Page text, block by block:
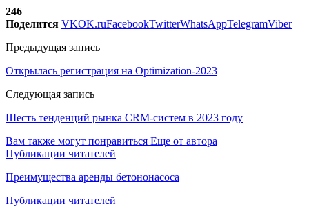
246
Поделится VKOK.ruFacebookTwitterWhatsAppTelegramViber
Предыдущая запись
Открылась регистрация на Optimization-2023
Следующая запись
Шесть тенденций рынка CRM-систем в 2023 году
Вам также могут понравиться Еще от автора
Публикации читателей
Преимущества аренды бетононасоса
Публикации читателей